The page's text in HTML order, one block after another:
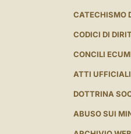
CATECHISMO
CODICI DI
CONCILI
ATTI
DOTTRINA
ABUSO SUI